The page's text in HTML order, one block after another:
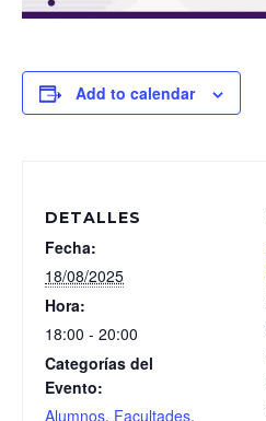
Add to calendar
DETALLES
Fecha:
18/08/2025
Hora:
18:00 - 20:00
Categorías del
Evento:
Alumnos, Facultades,